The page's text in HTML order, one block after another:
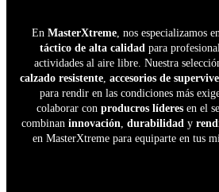
En MasterXtreme, nos especializamos
táctico de alta calidadpara
actividades al aire libre. Nuestra
calzado resistente, accesorios de
para rendir en las condiciones más
colaborar con producros líderes en el
combinan innovación, durabilidad y
en MasterXtreme para equiparte en tus